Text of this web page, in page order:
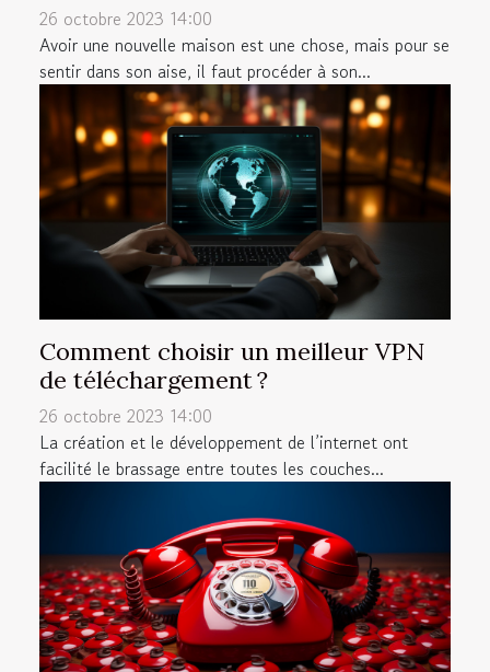
26 octobre 2023 14:00
Avoir une nouvelle maison est une chose, mais pour se
sentir dans son aise, il faut procéder à son...
Comment choisir un meilleur VPN
de téléchargement ?
26 octobre 2023 14:00
La création et le développement de l’internet ont
facilité le brassage entre toutes les couches...